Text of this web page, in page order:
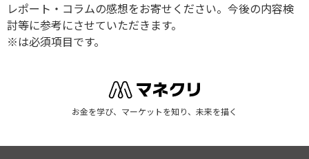
レポート・コラムの感想をお寄せください。今後の内容検
討等に参考にさせていただきます。
※は必須項目です。
お金を学び、マーケットを知り、未来を描く